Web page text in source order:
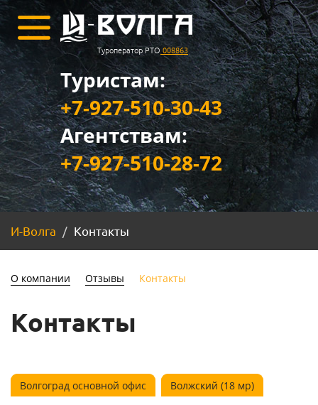
Туроператор РТО 008863
Туристам:
+7-927-510-30-43
Агентствам:
+7-927-510-28-72
И-Волга Контакты
О компании Отзывы Контакты
Контакты
Волгоград основной офис Волжский (18 мр)